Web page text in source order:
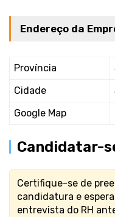
Endereço da
Província
Cidade
Google Map
Candidatar-
Certifique-se de
candidatura e
entrevista do RH